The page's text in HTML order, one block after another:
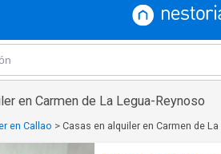
en Carmen de La Legua-Reynoso
en Callao > Casas en alquiler en Carmen de